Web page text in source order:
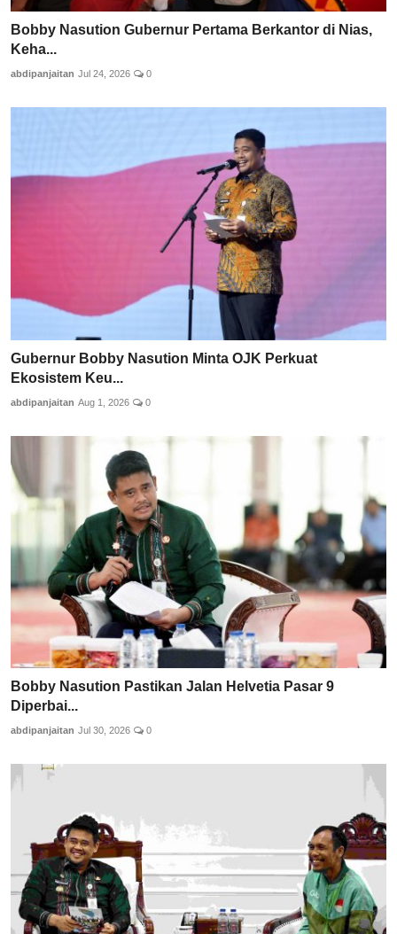
Bobby Nasution Gubernur Pertama Berkantor di Nias,
Keha...
abdipanjaitan Jul 24, 2026 0
Gubernur Bobby Nasution Minta OJK Perkuat
Ekosistem Keu...
abdipanjaitan Aug 1, 2026 0
Bobby Nasution Pastikan Jalan Helvetia Pasar 9
Diperbai...
abdipanjaitan Jul 30, 2026 0